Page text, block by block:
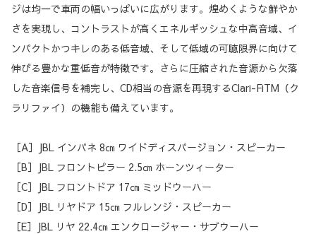
ジは均一で車両の幅いっぱいに広がります。煌めくような鮮やか
さを実現し、コントラストが高くエネルギッシュな中高音域、イ
ンパクトかつキレのある低音域、そして低域の可聴限界に向けて
伸びる豊かな重低音が特徴です。さらに圧縮された音源から欠落
した音楽信号を補完し、CD相当の音源を再現するClari-FiTM（ク
ラリファイ）の機能も備えています。
［A］JBL インパネ 8㎝ ワイドディスパージョン・スピーカー
［B］JBL フロントピラー 2.5㎝ ホーンツィーター
［C］JBL フロントドア 17㎝ ミッドウーハー
［D］JBL リヤドア 15㎝ フルレンジ・スピーカー
［E］JBL リヤ 22.4㎝ エンクロージャー・サブウーハー